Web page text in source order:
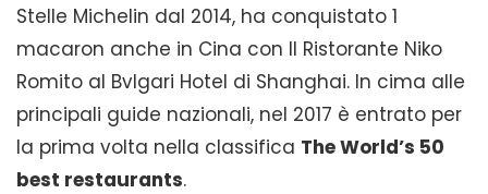
Stelle Michelin dal 2014, ha conquistato 1
macaron anche in Cina con Il Ristorante Niko
Romito al Bvlgari Hotel di Shanghai. In cima alle
principali guide nazionali, nel 2017 è entrato per
la prima volta nella classifica The World’s 50
best restaurants.